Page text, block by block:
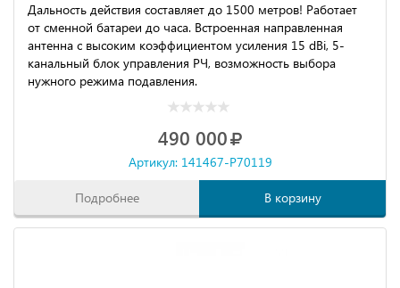
Дальность действия составляет до 1500 метров! Работает
от сменной батареи до часа. Встроенная направленная
антенна с высоким коэффициентом усиления 15 dBi, 5-
канальный блок управления РЧ, возможность выбора
нужного режима подавления.
490 000
Артикул: 141467-P70119
Подробнее В корзину